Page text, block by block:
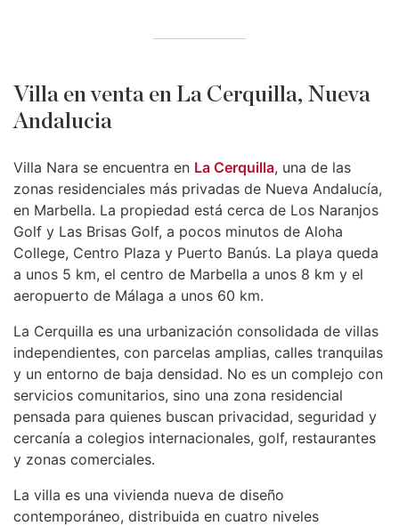
Villa en venta en La Cerquilla, Nueva
Andalucia
Villa Nara se encuentra en La Cerquilla, una de las
zonas residenciales más privadas de Nueva Andalucía,
en Marbella. La propiedad está cerca de Los Naranjos
Golf y Las Brisas Golf, a pocos minutos de Aloha
College, Centro Plaza y Puerto Banús. La playa queda
a unos 5 km, el centro de Marbella a unos 8 km y el
aeropuerto de Málaga a unos 60 km.
La Cerquilla es una urbanización consolidada de villas
independientes, con parcelas amplias, calles tranquilas
y un entorno de baja densidad. No es un complejo con
servicios comunitarios, sino una zona residencial
pensada para quienes buscan privacidad, seguridad y
cercanía a colegios internacionales, golf, restaurantes
y zonas comerciales.
La villa es una vivienda nueva de diseño
contemporáneo, distribuida en cuatro niveles